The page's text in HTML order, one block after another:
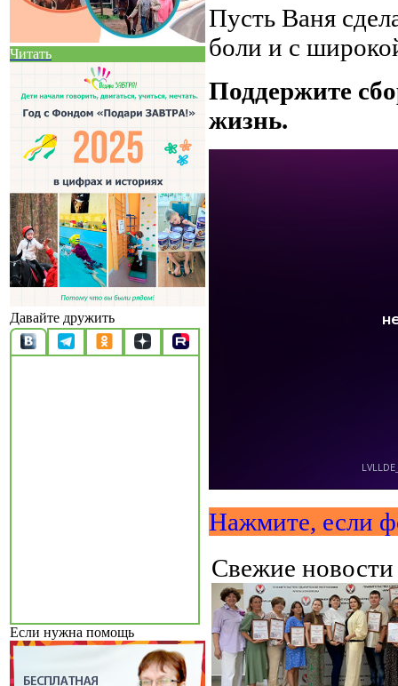
Читать
Давайте дружить
Если нужна помощь
Пусть Ваня
боли и с
Поддержите
жизнь.
Нажмите, если
Свежие